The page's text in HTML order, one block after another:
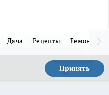
Дача Рецепты Ремонт
Принять